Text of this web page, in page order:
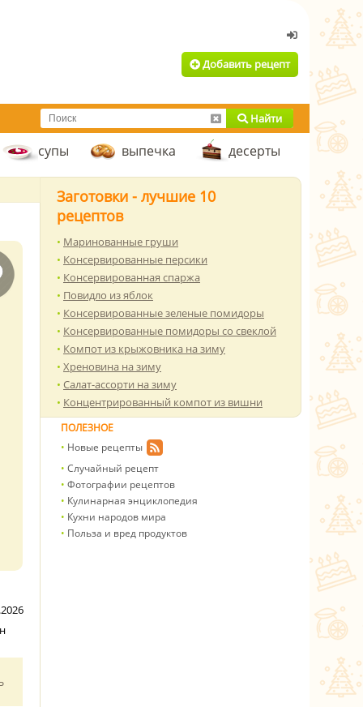
Добавить рецепт
Найти
супы выпечка десерты
Заготовки - лучшие 10
рецептов
Маринованные груши
Консервированные персики
Консервированная спаржа
Повидло из яблок
Консервированные зеленые помидоры
Консервированные помидоры со свеклой
Компот из крыжовника на зиму
Хреновина на зиму
Салат-ассорти на зиму
Концентрированный компот из вишни
ПОЛЕЗНОЕ
Новые рецепты
Случайный рецепт
Фотографии рецептов
Кулинарная энциклопедия
Кухни народов мира
Польза и вред продуктов